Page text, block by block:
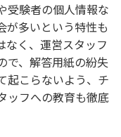
受験者の個人情報な
が多いという特性も
なく、運営スタッフ
で、解答用紙の紛失
起こらないよう、チ
ッフへの教育も徹底